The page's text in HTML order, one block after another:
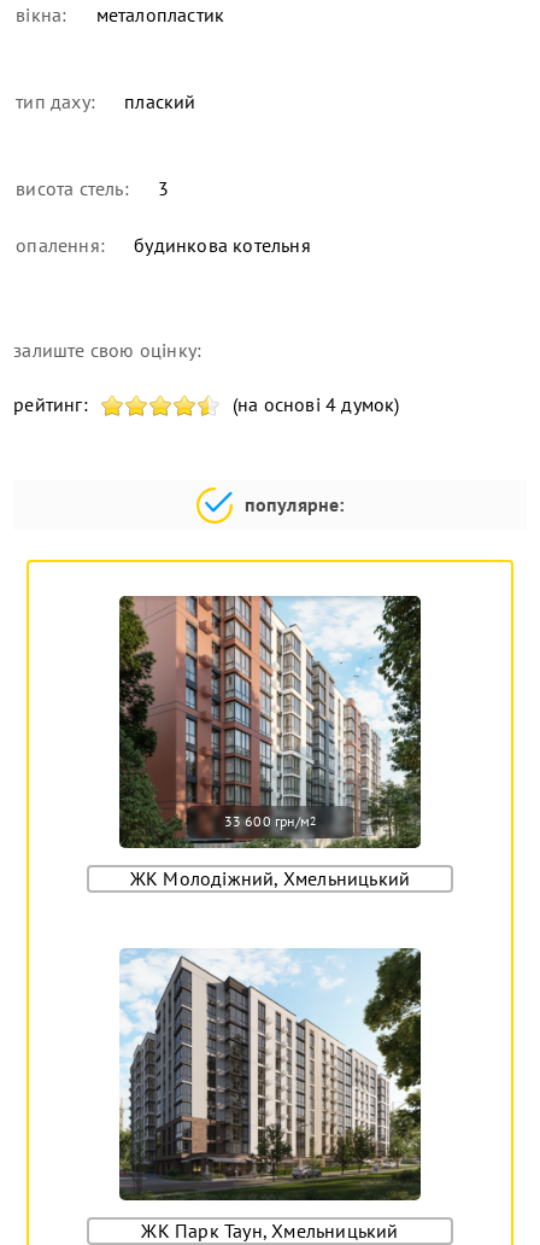
вікна: металопластик
тип даху: плаский
висота стель: 3
опалення: будинкова котельня
залиште свою оцінку:
рейтинг: (на основі 4 думок)
популярне:
33 600 грн/м2
ЖК Молодіжний, Хмельницький
ЖК Парк Таун, Хмельницький